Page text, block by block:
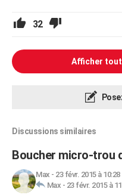
32
Afficher
Discussions similaires
Boucher micro-trou
Max - 23 févr. 2015 à 10:28
Max - 23 févr. 2015 à